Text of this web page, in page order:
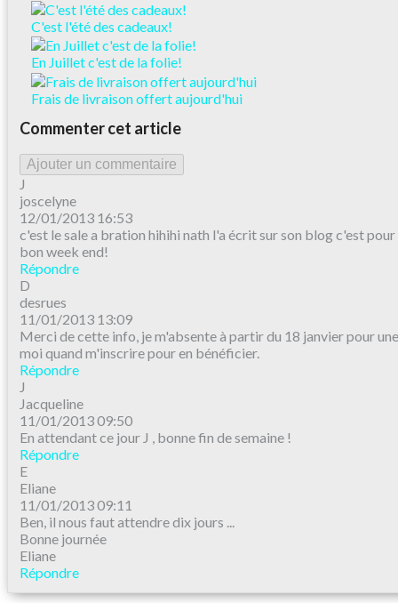
C'est l'été des cadeaux!
En Juillet c'est de la folie!
Frais de livraison offert aujourd'hui
Commenter cet article
Ajouter un commentaire
J
joscelyne
12/01/2013 16:53
c'est le sale a bration hihihi nath l'a écrit sur son blog c'est
bon week end!
Répondre
D
desrues
11/01/2013 13:09
Merci de cette info, je m'absente à partir du 18 janvier pour
moi quand m'inscrire pour en bénéficier.
Répondre
J
Jacqueline
11/01/2013 09:50
En attendant ce jour J , bonne fin de semaine !
Répondre
E
Eliane
11/01/2013 09:11
Ben, il nous faut attendre dix jours ...
Bonne journée
Eliane
Répondre